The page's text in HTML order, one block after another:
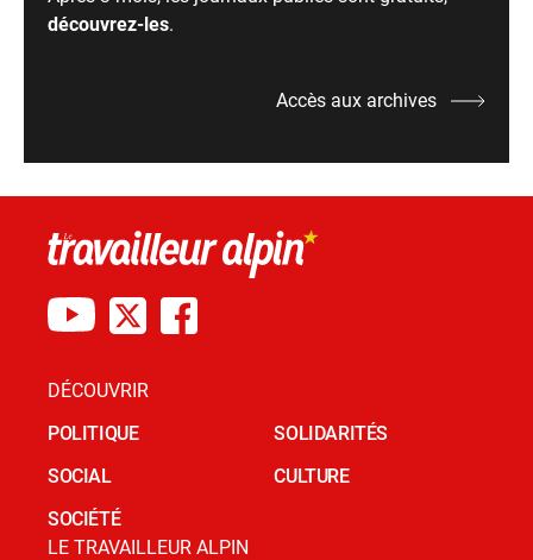
découvrez-les.
Accès aux archives
DÉCOUVRIR
POLITIQUE
SOCIAL
SOCIÉTÉ
SOLIDARITÉS
CULTURE
LE TRAVAILLEUR ALPIN